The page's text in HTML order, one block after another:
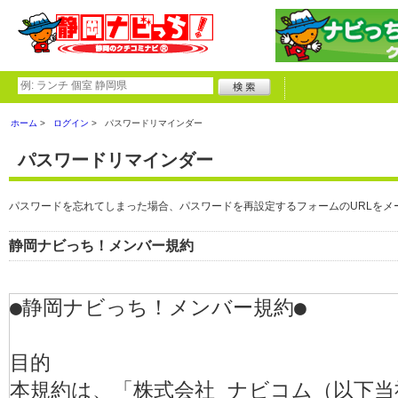
ホーム ログイン パスワードリマインダー
パスワードリマインダー
パスワードを忘れてしまった場合、パスワードを再設定するフォームのURLをメ
静岡ナビっち！メンバー規約
●静岡ナビっち！メンバー規約●
目的
本規約は、「株式会社 ナビコム（以下